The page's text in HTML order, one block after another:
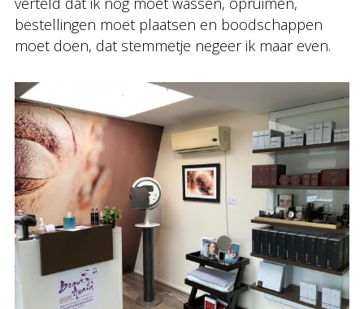
bestellingen moet plaatsen en boodschappen
moet doen, dat stemmetje negeer ik maar even.